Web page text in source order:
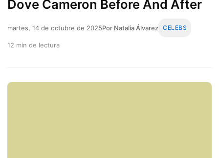
Dove Cameron Before And After
martes, 14 de octubre de 2025Por Natalia Álvarez CELEBS
12 min de lectura